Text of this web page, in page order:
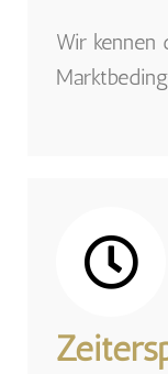
Wir kennen